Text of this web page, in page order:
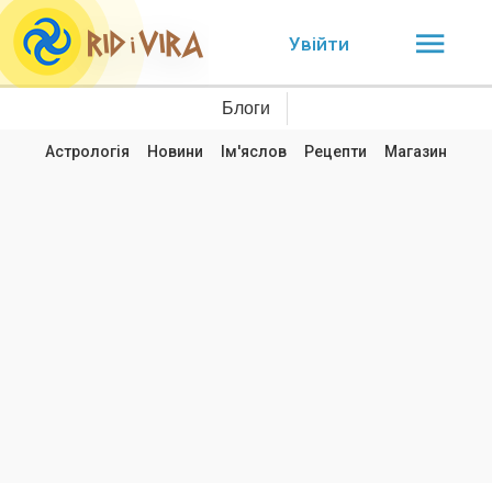
Увійти
Блоги
Астрологія Новини Ім'яслов Рецепти Магазин